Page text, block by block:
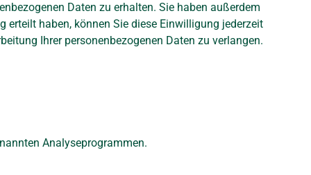
Daten zu erhalten. Sie haben außerdem
erteilt haben, können Sie diese Einwilligung jederzeit
Ihrer personenbezogenen Daten zu verlangen.
Analyseprogrammen.